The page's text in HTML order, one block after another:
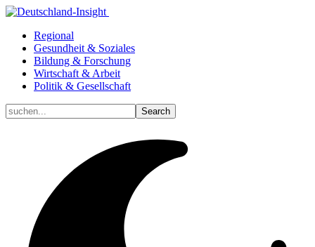
Regional
Gesundheit & Soziales
Bildung & Forschung
Wirtschaft & Arbeit
Politik & Gesellschaft